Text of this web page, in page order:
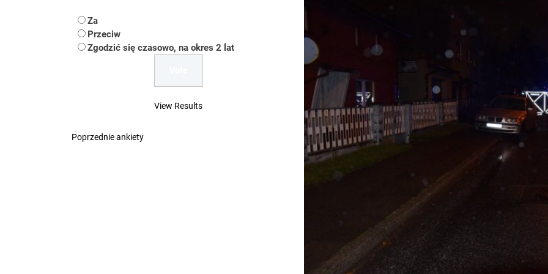
Uwaga Dębieńsko – woda nieprzydatna do spożycia!!!
Ilu mieszkańców ma Rybnik?
Dość komentowania kolejnych afer w ochronie zdrowia — czas zacząć mówić o
Za
Przeciw
Zgodzić się czasowo, na okres 2 lat
View Results
Poprzednie ankiety